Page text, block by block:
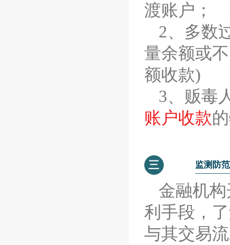
渡账户；
2、多数
量余额或
额收款)
3、贩毒
账户收款
三 监测防
金融机
利手段，
与其交易